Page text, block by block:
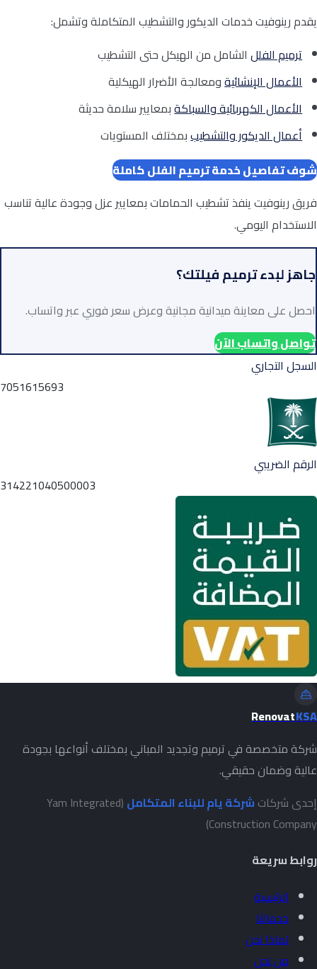
يقدم رينوفيت خدمات الديكور والتشطيب المتكاملة وتشمل:
ترميم الفللالشامل من الهيكل حتى التشطيب
الأعمال الإنشائيةومعالجة الأضرار الهيكلية
الأعمال الكهربائية والسباكةبمعايير سلامة حديثة
أعمال الديكور والتشطيببمختلف المستويات
شوف تفاصيل خدمة ترميم الفلل كاملة
فريق رينوفيت ينفذ تشطيب الحمامات بمعايير عزل وجودة عالية تناسب
الاستخدام اليومي.
جاهز لبدء ترميم فيلتك؟
احصل على معاينة ميدانية مجانية وعرض سعر فوري عبر واتساب.
تواصل واتساب الآن
السجل التجاري
7051615693
الرقم الضريبي
314221040500003
RenovatKSA
شركة متخصصة في ترميم وتجديد المباني بمختلف أنواعها بجودة
عالية وضمان حقيقي.
إحدى شركاتشركة يام للبناء المتكامل (Yam Integrated
Construction Company)
روابط سريعة
الرئيسية
خدماتنا
لماذا نحن
من نحن